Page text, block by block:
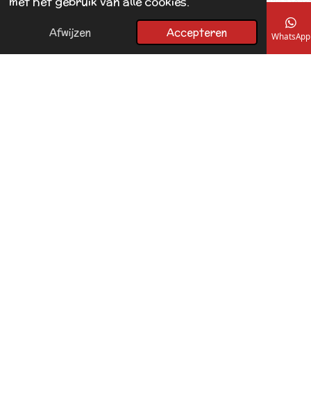
Afwijzen Accepteren
E-mailadres Telefoonnummer Kaart Facebook WhatsApp